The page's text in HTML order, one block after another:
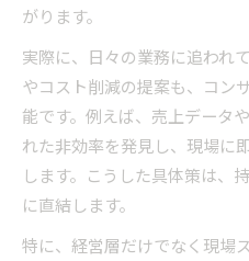
コンサルティング
例
客観的視点が導くコン
コンサルの客観性
点
社内外の視点を融
ターン
がります。
実際に、日々の業務に追われ
やコスト削減の提案も、コン
能です。例えば、売上データ
れた非効率を発見し、現場に
します。こうした具体策は、
に直結します。
特に、経営層だけでなく現場